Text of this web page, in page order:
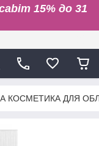
15% до 31
КОСМЕТИКА ДЛЯ